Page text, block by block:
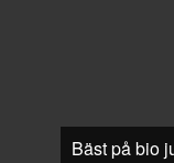
Bäst på bio